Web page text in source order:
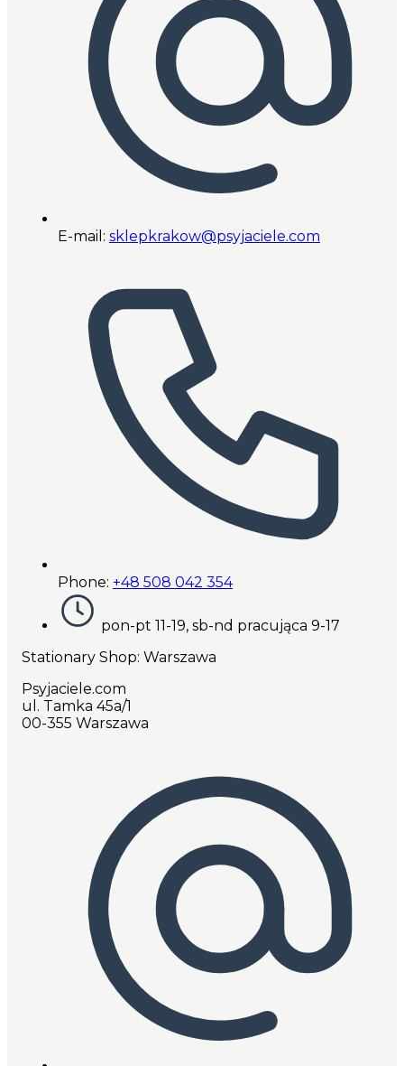
E-mail: sklepkrakow@psyjaciele.com
Phone: +48 508 042 354
pon-pt 11-19, sb-nd pracująca 9-17
Stationary Shop: Warszawa
Psyjaciele.com
ul. Tamka 45a/1
00-355 Warszawa